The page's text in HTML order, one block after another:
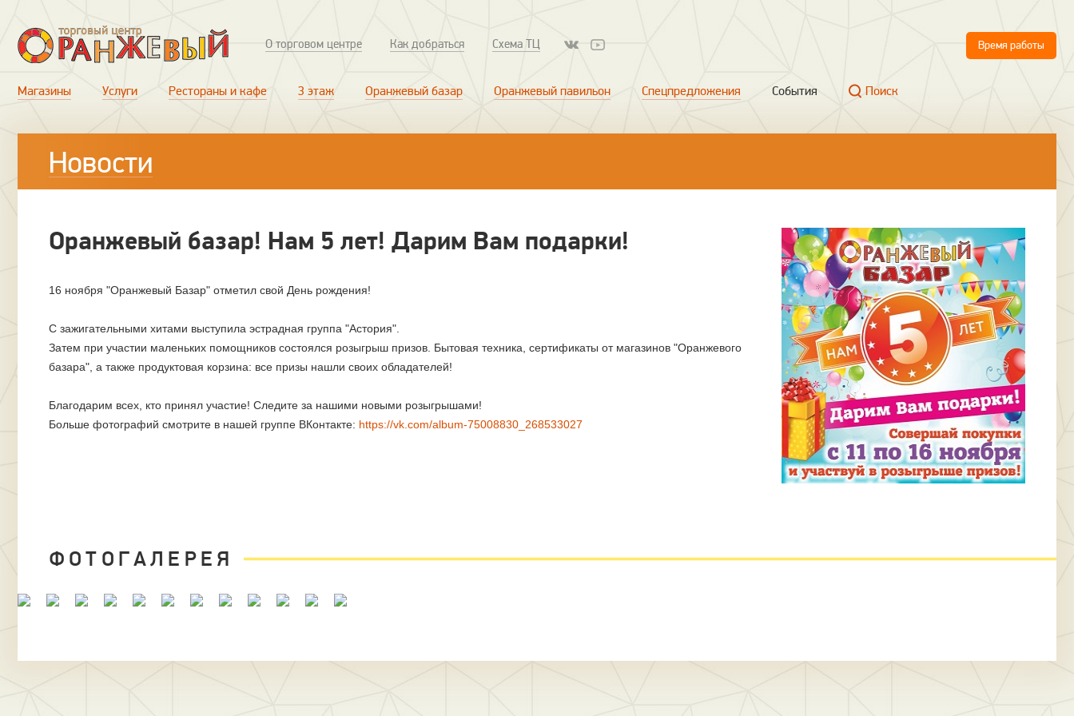
О торговом центре Как добраться Схема ТЦ Время работы
Магазины Услуги Рестораны и кафе 3 этаж Оранжевый базар Оранжевый павильон Спецпредложения События Поиск
Новости
Оранжевый базар! Нам 5 лет! Дарим Вам подарки!
16 ноября "Оранжевый Базар" отметил свой День рождения!
С зажигательными хитами выступила эстрадная группа "Астория".
Затем при участии маленьких помощников состоялся розыгрыш призов. Бытовая техника, сертификаты от магазинов "Оранжевого
базара", а также продуктовая корзина: все призы нашли своих обладателей!
Благодарим всех, кто принял участие! Следите за нашими новыми розыгрышами!
Больше фотографий смотрите в нашей группе ВКонтакте: https://vk.com/album-75008830_268533027
ФОТОГАЛЕРЕЯ